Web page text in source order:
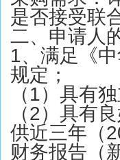
是否接受联
二、申请人
1、满足《
规定；
（1）具有
（2）具有
供近三年（
财务报告（